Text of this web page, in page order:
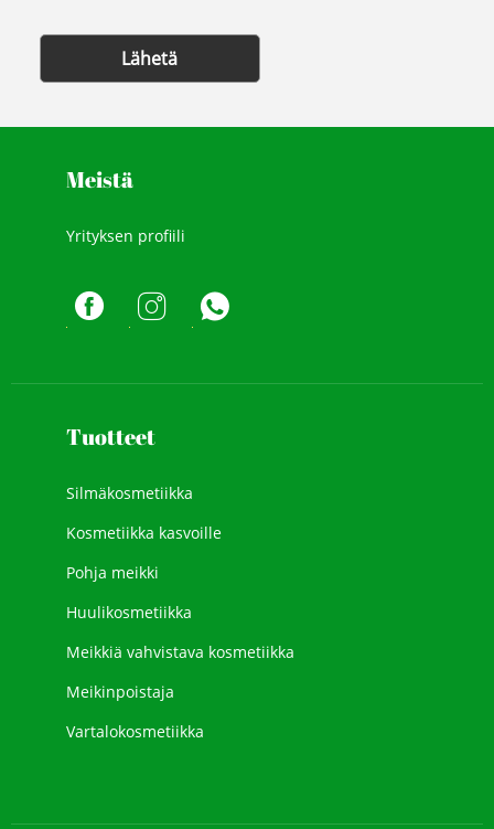
Lähetä
Meistä
Yrityksen profiili
Tuotteet
Silmäkosmetiikka
Kosmetiikka kasvoille
Pohja meikki
Huulikosmetiikka
Meikkiä vahvistava kosmetiikka
Meikinpoistaja
Vartalokosmetiikka